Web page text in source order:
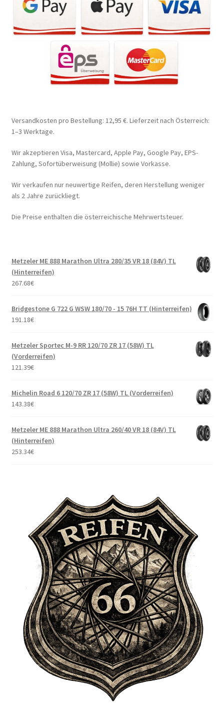
Versandkosten pro Bestellung: 12,95 €. Lieferzeit nach Österreich:
1–3 Werktage.
Wir akzeptieren Visa, Mastercard, Apple Pay, Google Pay, EPS-
Zahlung, Sofortüberweisung (Mollie) sowie Vorkasse.
Wir verkaufen nur neuwertige Reifen, deren Herstellung weniger
als 2 Jahre zurückliegt.
Die Preise enthalten die österreichische Mehrwertsteuer.
Metzeler ME 888 Marathon Ultra 280/35 VR 18 (84V) TL
(Hinterreifen)
267.68€
Bridgestone G 722 G WSW 180/70 - 15 76H TT (Hinterreifen)
191.18€
Metzeler Sportec M-9 RR 120/70 ZR 17 (58W) TL
(Vorderreifen)
121.39€
Michelin Road 6 120/70 ZR 17 (58W) TL (Vorderreifen)
143.38€
Metzeler ME 888 Marathon Ultra 260/40 VR 18 (84V) TL
(Hinterreifen)
253.34€